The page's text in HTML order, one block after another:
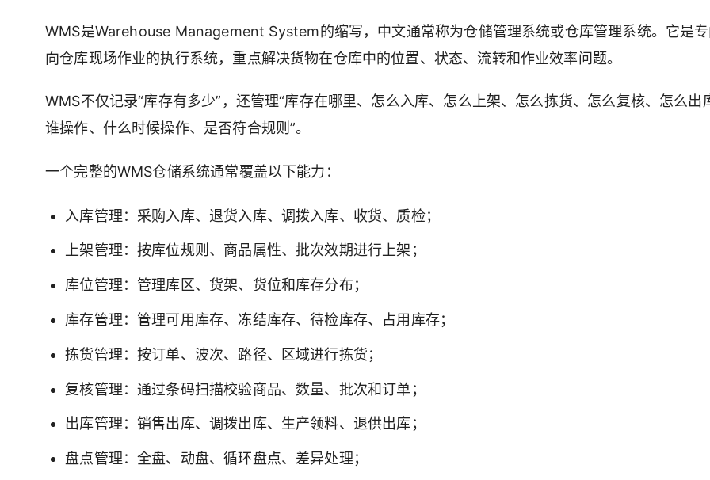
WMS是Warehouse Management System的缩写，中文通常称为仓储管理系统或仓库管理系统。它是
向仓库现场作业的执行系统，重点解决货物在仓库中的位置、状态、流转和作业效率问题。
WMS不仅记录“库存有多少”，还管理“库存在哪里、怎么入库、怎么上架、怎么拣货、怎么复核、怎么出
谁操作、什么时候操作、是否符合规则”。
一个完整的WMS仓储系统通常覆盖以下能力：
入库管理：采购入库、退货入库、调拨入库、收货、质检；
上架管理：按库位规则、商品属性、批次效期进行上架；
库位管理：管理库区、货架、货位和库存分布；
库存管理：管理可用库存、冻结库存、待检库存、占用库存；
拣货管理：按订单、波次、路径、区域进行拣货；
复核管理：通过条码扫描校验商品、数量、批次和订单；
出库管理：销售出库、调拨出库、生产领料、退供出库；
盘点管理：全盘、动盘、循环盘点、差异处理；